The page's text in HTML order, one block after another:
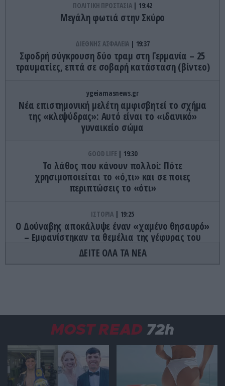
ΠΟΛΙΤΙΚΗ ΠΡΟΣΤΑΣΙΑ 19:42
Μεγάλη φωτιά στην Σκύρο
ΔΙΕΘΝΗΣ ΑΣΦΑΛΕΙΑ 19:37
Σφοδρή σύγκρουση δύο τραμ στη Γερμανία – 25
τραυματίες, επτά σε σοβαρή κατάσταση (βίντεο)
ygeiamasnews.gr
Νέα επιστημονική μελέτη αμφισβητεί το σχήμα
της «κλεψύδρας»: Αυτό είναι το «ιδανικό»
γυναικείο σώμα
GOOD LIFE 19:30
Το λάθος που κάνουν πολλοί: Πότε
χρησιμοποιείται το «ό,τι» και σε ποιες
περιπτώσεις το «ότι»
ΙΣΤΟΡΙΑ 19:25
Ο Δούναβης αποκάλυψε έναν «χαμένο θησαυρό»
– Εμφανίστηκαν τα θεμέλια της γέφυρας του
Μεγάλου Κωνσταντίνου (φώτο)
ΙΣΤΟΡΙΑ 19:15
Το φαινόμενο Rolligon: Το φορτηγό του 1953 που
περνούσε πάνω από ανθρώπους χωρίς να τους
τραυματίζει
ΔΕΙΤΕ ΟΛΑ ΤΑ ΝΕΑ
MOST READ 72h